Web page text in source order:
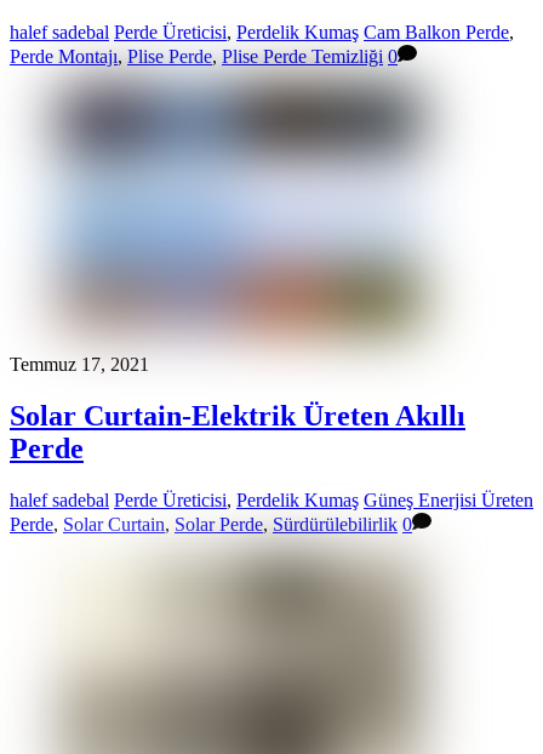
halef sadebal Perde Üreticisi, Perdelik Kumaş Cam Balkon Perde,
Perde Montajı, Plise Perde, Plise Perde Temizliği 0
Temmuz 17, 2021
Solar Curtain-Elektrik Üreten Akıllı
Perde
halef sadebal Perde Üreticisi, Perdelik Kumaş Güneş Enerjisi Üreten
Perde, Solar Curtain, Solar Perde, Sürdürülebilirlik 0